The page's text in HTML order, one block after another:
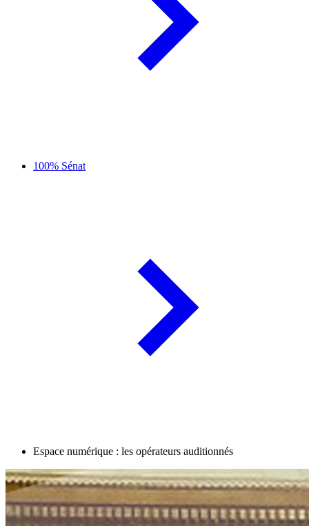
100% Sénat
Espace numérique : les opérateurs auditionnés